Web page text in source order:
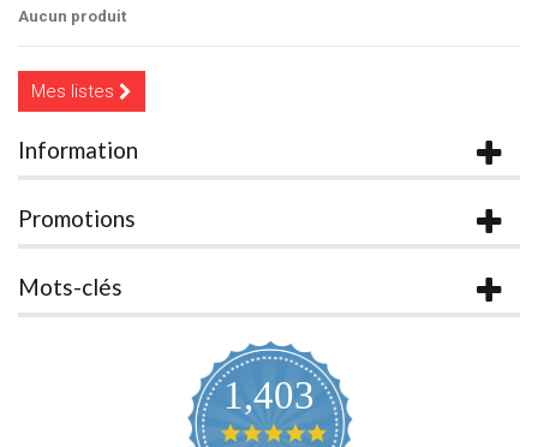
Aucun produit
Mes listes
Information
Promotions
Mots-clés
1,403
4.9